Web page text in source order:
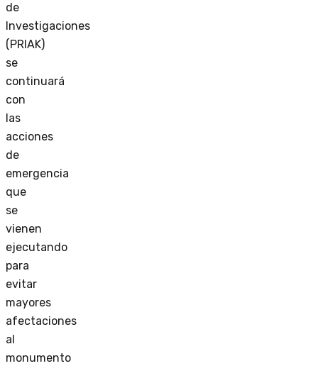
de
Investigaciones
(PRIAK)
se
continuará
con
las
acciones
de
emergencia
que
se
vienen
ejecutando
para
evitar
mayores
afectaciones
al
monumento